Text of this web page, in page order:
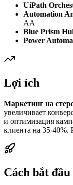
UiPath
Automation
AA
Blue Prism
Power
Lợi ích
Маркетинг на
увеличивает
и оптимизация
клиента на 35-40%.
Cách bắt đầu